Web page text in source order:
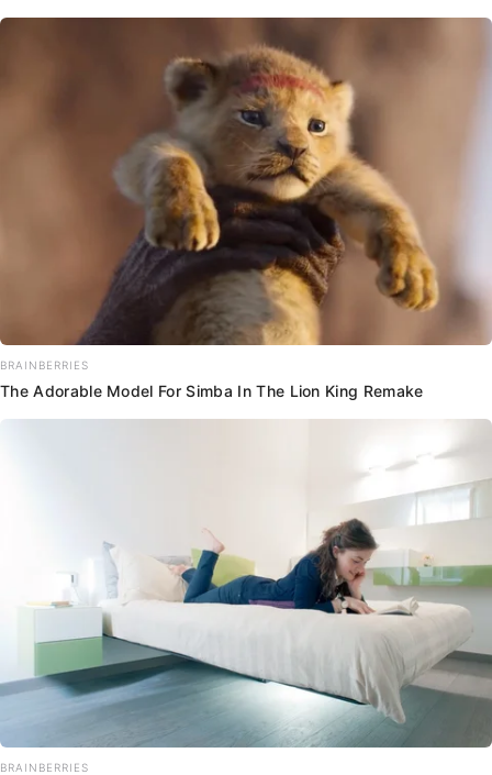
BRAINBERRIES
The Adorable Model For Simba In The Lion King Remake
BRAINBERRIES